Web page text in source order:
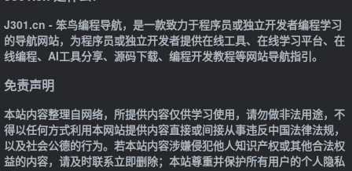
J301.cn - 笨鸟编程导航，是一款致力于程序员或独立开发者编程学习
的导航网站，为程序员或独立开发者提供在线工具、在线学习平台、在
线编程、AI工具分享、源码下载、编程开发教程等网站导航指引。
免责声明
本站内容整理自网络，所提供内容仅供学习使用，请勿做非法用途，不
得以任何方式利用本网站提供内容直接或间接从事违反中国法律法规，
以及社会公德的行为。若本站内容涉嫌侵犯他人知识产权或其他合法权
益的内容，请及时联系立即删除；本站尊重并保护所有用户的个人隐私